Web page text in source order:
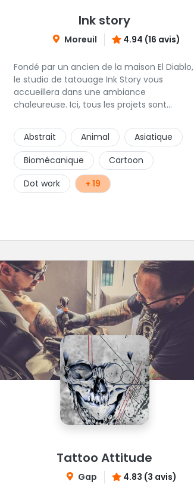
Ink story
Moreuil 4.94 (16 avis)
Fondé par un ancien de la maison El Diablo,
le studio de tatouage Ink Story vous
accueillera dans une ambiance
chaleureuse. Ici, tous les projets sont
créatif Stef. L'une des adresses
incontournables de la région !
Abstrait Animal
Asiatique
Biomécanique
Cartoon
Dot work
+ 19
Tattoo Attitude
Gap 4.83 (3 avis)